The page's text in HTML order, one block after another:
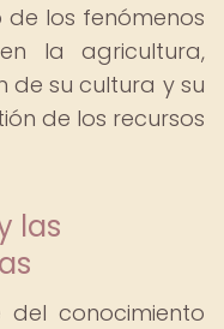
los fenómenos
la agricultura,
su cultura y su
de los recursos
las
del conocimiento